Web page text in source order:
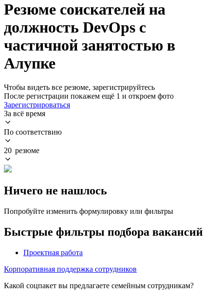
Резюме соискателей на
должность DevOps с
частичной занятостью в
Алупке
Чтобы видеть все резюме, зарегистрируйтесь
После регистрации покажем ещё 1 и откроем фото
Зарегистрироваться
За всё время
По соответствию
20 резюме
Ничего не нашлось
Попробуйте изменить формулировку или фильтры
Быстрые фильтры подбора вакансий
Проектная работа
Корпоративная поддержка сотрудников
Какой соцпакет вы предлагаете семейным сотрудникам?